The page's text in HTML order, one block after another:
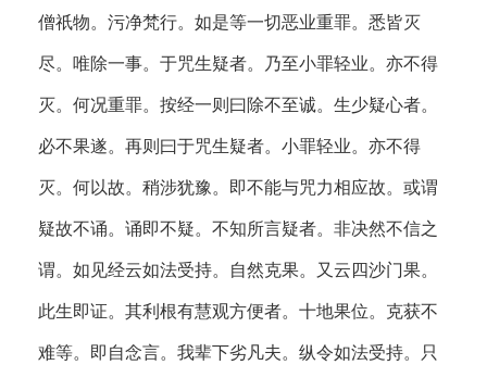
僧祇物。污净梵行。如是等一切恶业重罪。悉皆灭
尽。唯除一事。于咒生疑者。乃至小罪轻业。亦不得
灭。何况重罪。按经一则曰除不至诚。生少疑心者。
必不果遂。再则曰于咒生疑者。小罪轻业。亦不得
灭。何以故。稍涉犹豫。即不能与咒力相应故。或谓
疑故不诵。诵即不疑。不知所言疑者。非决然不信之
谓。如见经云如法受持。自然克果。又云四沙门果。
此生即证。其利根有慧观方便者。十地果位。克获不
难等。即自念言。我辈下劣凡夫。纵令如法受持。只